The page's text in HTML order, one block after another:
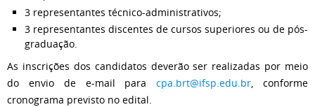
3 representantes técnico-administrativos;
3 representantes discentes de cursos superiores ou de pós-
graduação.
As inscrições dos candidatos deverão ser realizadas por meio
do envio de e-mail paracpa.brt@ifsp.edu.br, conforme
cronograma previsto no edital.